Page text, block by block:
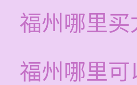
福州哪里
福州哪里